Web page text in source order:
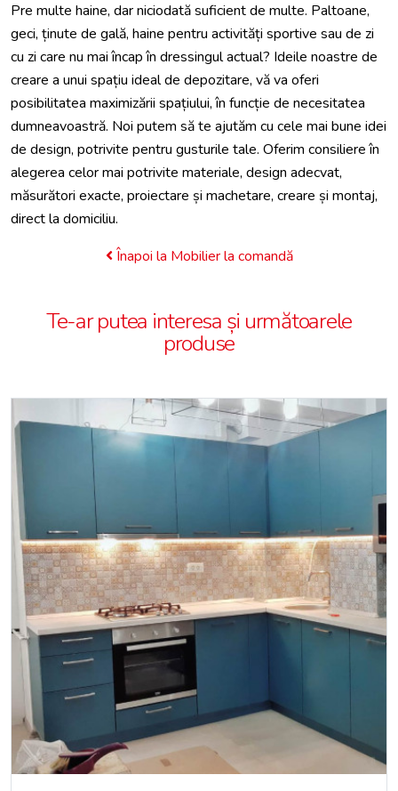
Pre multe haine, dar niciodată suficient de multe. Paltoane,
geci, ținute de gală, haine pentru activități sportive sau de zi
cu zi care nu mai încap în dressingul actual? Ideile noastre de
creare a unui spațiu ideal de depozitare, vă va oferi
posibilitatea maximizării spațiului, în funcție de necesitatea
dumneavoastră. Noi putem să te ajutăm cu cele mai bune idei
de design, potrivite pentru gusturile tale. Oferim consiliere în
alegerea celor mai potrivite materiale, design adecvat,
măsurători exacte, proiectare și machetare, creare și montaj,
direct la domiciliu.
Înapoi la Mobilier la comandă
Te-ar putea interesa și următoarele
produse